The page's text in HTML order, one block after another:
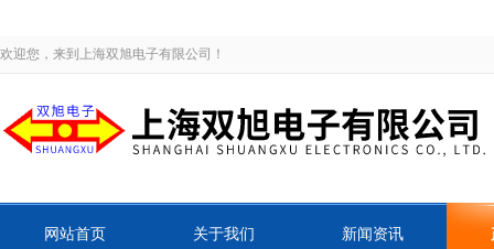
欢迎您，来到上海双旭电子有限公司！
网站首页 关于我们 新闻资讯